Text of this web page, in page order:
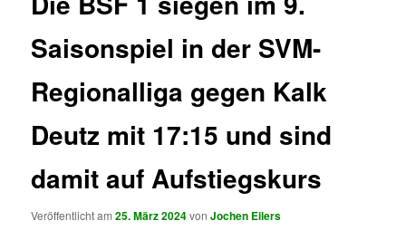
Saisonspiel in der SVM-
Regionalliga gegen Kalk
Deutz mit 17:15 und sind
damit auf Aufstiegskurs
Veröffentlicht am25. März 2024vonJochen Eilers